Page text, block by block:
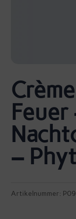
Feuer
–
Artikelnummer: